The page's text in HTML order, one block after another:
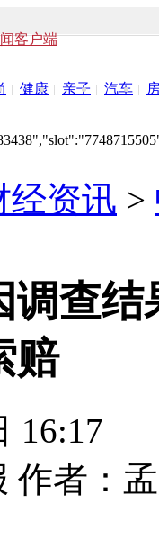
客户端
健康 亲子 汽车
经资讯 >
调查结
赔
16:17
作者：